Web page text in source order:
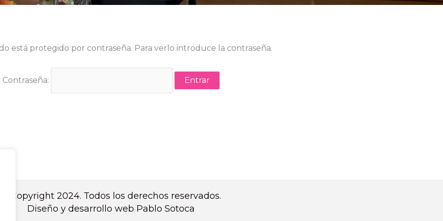
está protegido por contraseña. Para verlo introduce la contraseña.
Contraseña:
© Copyright 2024. Todos los derechos reservados.
Diseño y desarrollo web Pablo Sotoca